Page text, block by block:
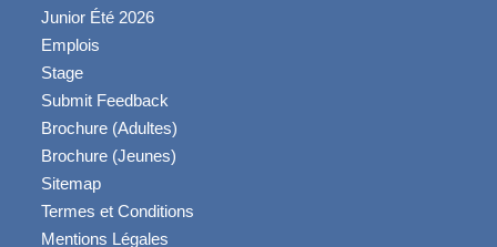
Junior Été 2026
Emplois
Stage
Submit Feedback
Brochure (Adultes)
Brochure (Jeunes)
Sitemap
Termes et Conditions
Mentions Légales